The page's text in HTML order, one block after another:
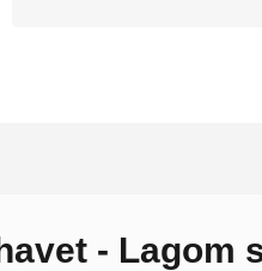
- Lagom